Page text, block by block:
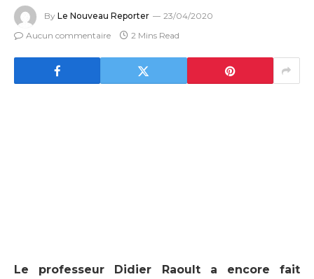
By Le Nouveau Reporter
23/04/2020
Aucun commentaire
2 Mins Read
Le professeur Didier Raoult a encore fait